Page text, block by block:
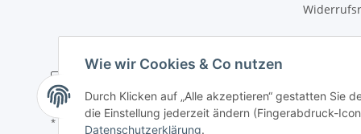
* Alle Preise inkl. gesetzlicher USt., zzgl.
Wie wir Cookies & Co nutzen
Durch Klicken auf „Alle akzeptieren“ gestatten Sie
die Einstellung jederzeit ändern (Fingerabdruck-
Datenschutzerklärung.